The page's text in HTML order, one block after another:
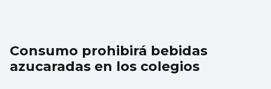
Consumo prohibirá bebidas
azucaradas en los colegios